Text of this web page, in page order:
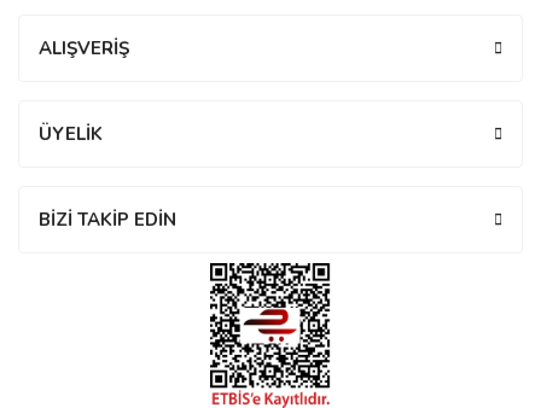
ALIŞVERİŞ
ÜYELİK
BİZİ TAKİP EDİN